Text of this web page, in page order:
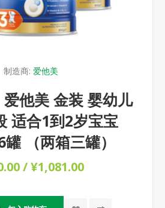
制造商: 爱他美
爱他美 金装 婴幼儿
适合1到2岁宝宝
（两箱三罐）
/ ¥1,081.00